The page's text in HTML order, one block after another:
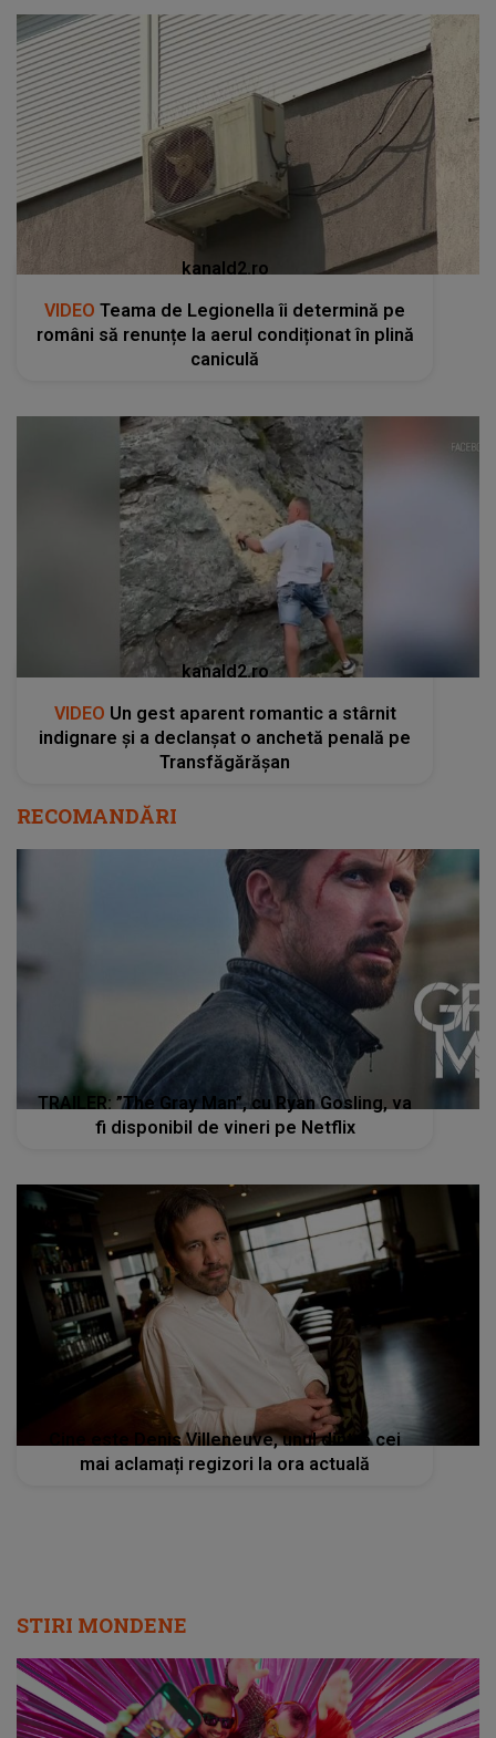
kanald2.ro
VIDEO Teama de Legionella îi determină pe
români să renunțe la aerul condiționat în plină
caniculă
kanald2.ro
VIDEO Un gest aparent romantic a stârnit
indignare și a declanșat o anchetă penală pe
Transfăgărășan
RECOMANDĂRI
TRAILER: ”The Gray Man”, cu Ryan Gosling, va
fi disponibil de vineri pe Netflix
Cine este Denis Villeneuve, unul dintre cei
mai aclamați regizori la ora actuală
STIRI MONDENE